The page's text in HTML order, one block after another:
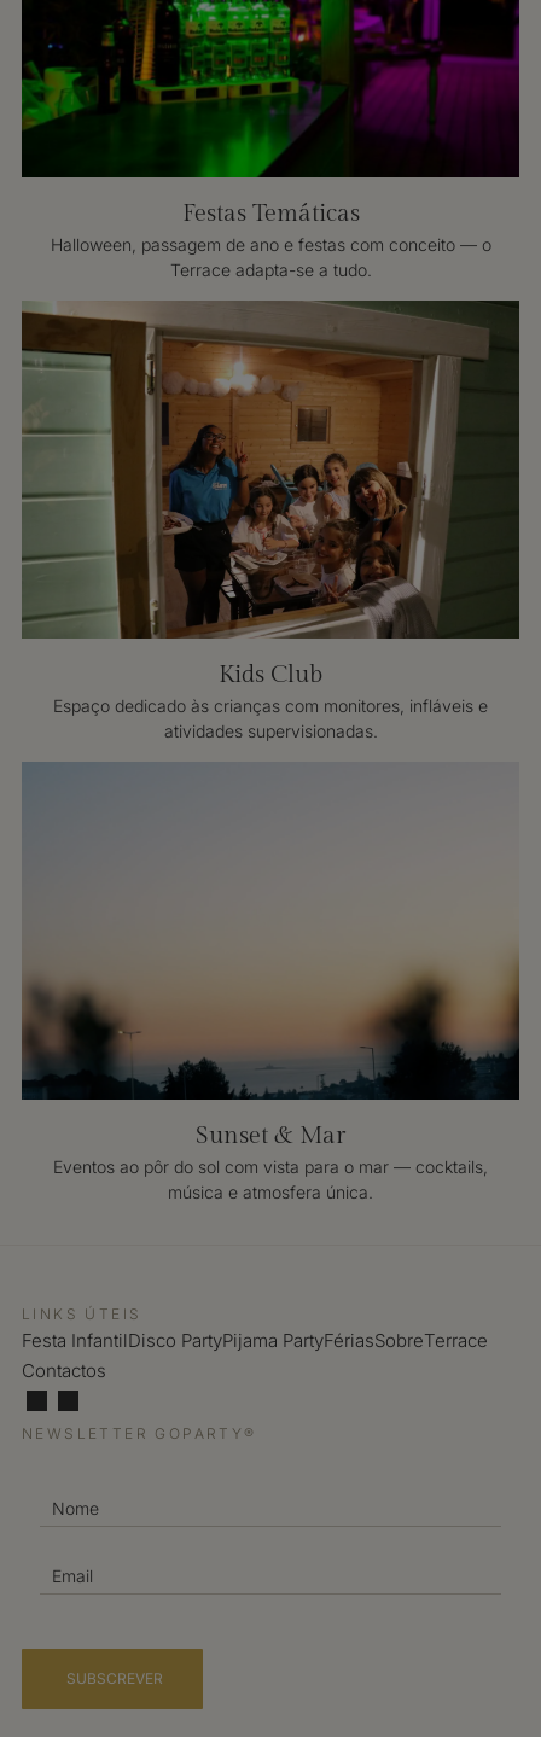
Festas Temáticas
Halloween, passagem de ano e festas com conceito — o
Terrace adapta-se a tudo.
Kids Club
Espaço dedicado às crianças com monitores, infláveis e
atividades supervisionadas.
Sunset & Mar
Eventos ao pôr do sol com vista para o mar — cocktails,
música e atmosfera única.
LINKS ÚTEIS
Festa InfantilDisco PartyPijama PartyFériasSobreTerrace
Contactos
NEWSLETTER GOPARTY®